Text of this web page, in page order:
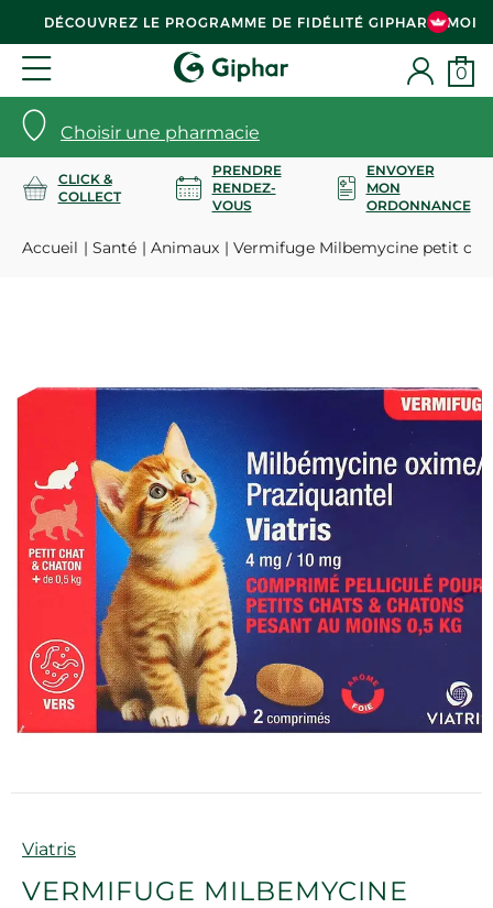
DÉCOUVREZ LE PROGRAMME DE FIDÉLITÉ GIPHAR & MOI
Choisir une pharmacie
0
CLICK &
COLLECT
PRENDRE
RENDEZ-
VOUS
ENVOYER
MON
ORDONNANCE
Accueil Santé Animaux Vermifuge Milbemycine petit
Marque
Viatris
VERMIFUGE MILBEMYCINE